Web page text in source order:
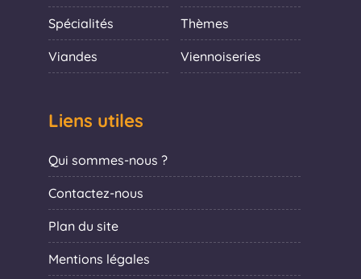
Spécialités Thèmes
Viandes Viennoiseries
Liens utiles
Qui sommes-nous ?
Contactez-nous
Plan du site
Mentions légales